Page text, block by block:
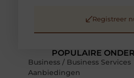
POPULAIRE
Business / Business Services
Aanbiedingen
Registreer